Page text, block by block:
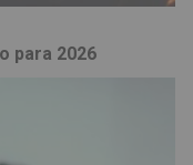
para 2026